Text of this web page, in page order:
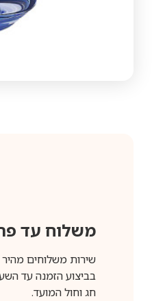
משלוח עד פתח
שירות משלוחים מהיר עד
חג וחול המועד.